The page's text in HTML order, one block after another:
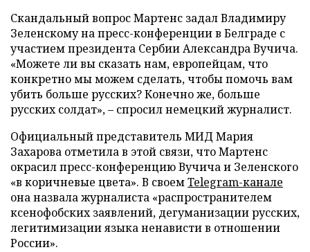
Скандальный вопрос Мартенс задал Владимиру
Зеленскому на пресс-конференции в Белграде с
участием президента Сербии Александра Вучича.
«Можете ли вы сказать нам, европейцам, что
конкретно мы можем сделать, чтобы помочь вам
убить больше русских? Конечно же, больше
русских солдат», – спросил немецкий журналист.
Официальный представитель МИД Мария
Захарова отметила в этой связи, что Мартенс
окрасил пресс-конференцию Вучича и Зеленского
«в коричневые цвета». В своемTelegram-канале
она назвала журналиста «распространителем
ксенофобских заявлений, дегуманизации русских,
легитимизации языка ненависти в отношении
России».